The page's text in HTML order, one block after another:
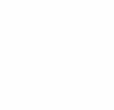
Нужно срочно
написано? Эту
с иностранными
будут сохранены
С PROMT
Программа
web-страницы
исходное
Мобильный
TXT, RTF, PWI,